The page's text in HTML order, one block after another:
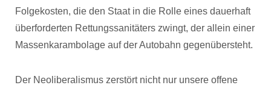
Folgekosten, die den Staat in die Rolle eines dauerhaft
überforderten Rettungssanitäters zwingt, der allein einer
Massenkarambolage auf der Autobahn gegenübersteht.
Der Neoliberalismus zerstört nicht nur unsere offene